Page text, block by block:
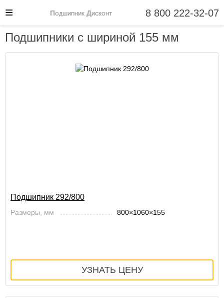
Подшипники с шириной 155 мм
Подшипник 292/800
Размеры, мм 800×1060×155
Подшипник Дисконт 8 800 222-32-07